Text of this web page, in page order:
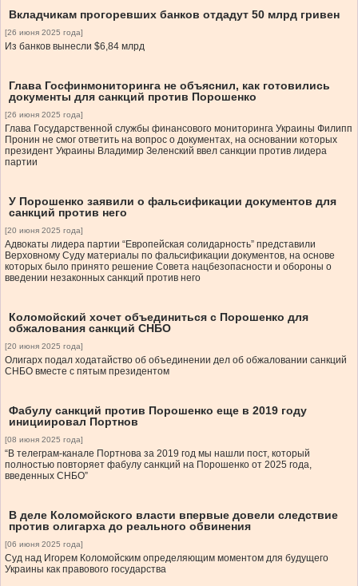
Вкладчикам прогоревших банков отдадут 50 млрд гривен
[26 июня 2025 года]
Из банков вынесли $6,84 млрд
Глава Госфинмониторинга не объяснил, как готовились
документы для санкций против Порошенко
[26 июня 2025 года]
Глава Государственной службы финансового мониторинга Украины Филипп
Пронин не смог ответить на вопрос о документах, на основании которых
президент Украины Владимир Зеленский ввел санкции против лидера
партии
У Порошенко заявили о фальсификации документов для
санкций против него
[20 июня 2025 года]
Адвокаты лидера партии “Европейская солидарность” представили
Верховному Cуду материалы по фальсификации документов, на основе
которых было принято решение Совета нацбезопасности и обороны о
введении незаконных санкций против него
Коломойский хочет объединиться с Порошенко для
обжалования санкций СНБО
[20 июня 2025 года]
Олигарх подал ходатайство об объединении дел об обжаловании санкций
СНБО вместе с пятым президентом
Фабулу санкций против Порошенко еще в 2019 году
инициировал Портнов
[08 июня 2025 года]
“В телеграм-канале Портнова за 2019 год мы нашли пост, который
полностью повторяет фабулу санкций на Порошенко от 2025 года,
введенных СНБО”
В деле Коломойского власти впервые довели следствие
против олигарха до реального обвинения
[06 июня 2025 года]
Суд над Игорем Коломойским определяющим моментом для будущего
Украины как правового государства